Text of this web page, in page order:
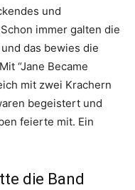
und
immer galten die
das bewies die
“Jane Became
mit zwei Krachern
begeistert und
feierte mit. Ein
die Band